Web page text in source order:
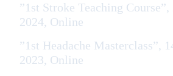
”1st Stroke Teaching
2024, Online
”1st Headache Masterclass”,
2023, Online